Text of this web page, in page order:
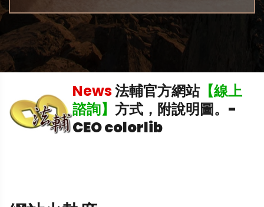
News法輔官方網站【線上
諮詢】 方式，附說明圖。 -
CEO colorlib